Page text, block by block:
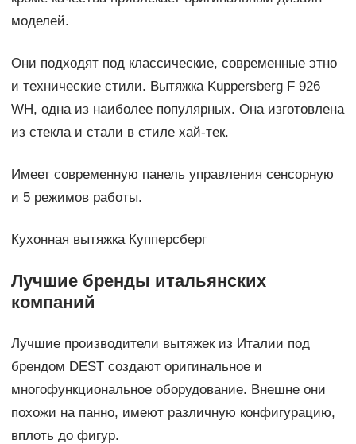
моделей.
Они подходят под классические, современные этно
и технические стили. Вытяжка Kuppersberg F 926
WH, одна из наиболее популярных. Она изготовлена
из стекла и стали в стиле хай-тек.
Имеет современную панель управления сенсорную
и 5 режимов работы.
Кухонная вытяжка Купперсберг
Лучшие бренды итальянских
компаний
Лучшие производители вытяжек из Италии под
брендом DEST создают оригинальное и
многофункциональное оборудование. Внешне они
похожи на панно, имеют различную конфигурацию,
вплоть до фигур.